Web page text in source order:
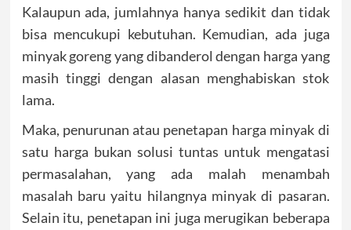
Kalaupun ada, jumlahnya hanya sedikit dan tidak
bisa mencukupi kebutuhan. Kemudian, ada juga
minyak goreng yang dibanderol dengan harga yang
masih tinggi dengan alasan menghabiskan stok
lama.
Maka, penurunan atau penetapan harga minyak di
satu harga bukan solusi tuntas untuk mengatasi
permasalahan, yang ada malah menambah
masalah baru yaitu hilangnya minyak di pasaran.
Selain itu, penetapan ini juga merugikan beberapa